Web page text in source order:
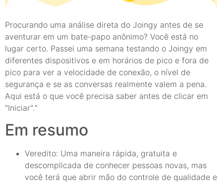
Procurando uma análise direta do Joingy antes de se
aventurar em um bate-papo anônimo? Você está no
lugar certo. Passei uma semana testando o Joingy em
diferentes dispositivos e em horários de pico e fora de
pico para ver a velocidade de conexão, o nível de
segurança e se as conversas realmente valem a pena.
Aqui está o que você precisa saber antes de clicar em
"Iniciar".“
Em resumo
Veredito: Uma maneira rápida, gratuita e
descomplicada de conhecer pessoas novas, mas
você terá que abrir mão do controle de qualidade e